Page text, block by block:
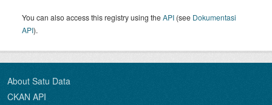
You can also access this registry using theAPI (see Dokumentasi
API).
About Satu Data
CKAN API